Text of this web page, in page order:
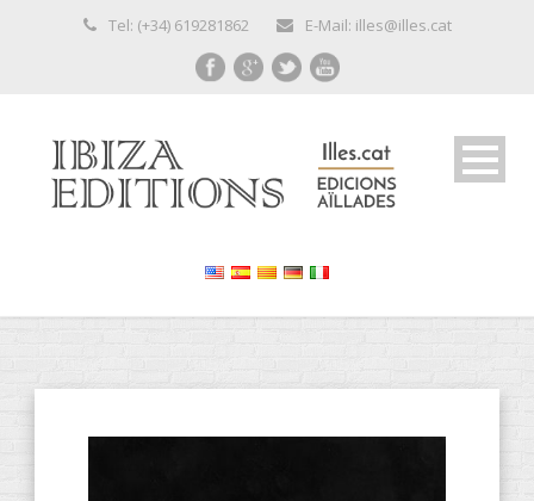
Tel: (+34) 619281862 E-Mail: illes@illes.cat